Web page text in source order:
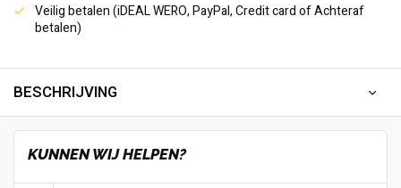
Veilig betalen (iDEAL WERO, PayPal, Credit card of Achteraf
betalen)
BESCHRIJVING
KUNNEN WIJ HELPEN?